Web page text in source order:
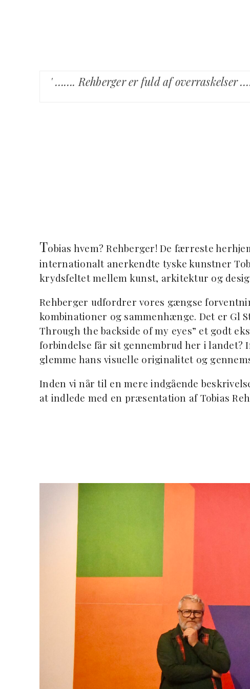
' ……. Rehberger er fuld af overraskelser
Tobias hvem? Rehberger! De færreste
internationalt anerkendte tyske kunstner
krydsfeltet mellem kunst, arkitektur og
Rehberger udfordrer vores gængse
kombinationer og sammenhænge. Det er Gl
Through the backside of my eyes” et godt
forbindelse får sit gennembrud her i
glemme hans visuelle originalitet og
Inden vi når til en mere indgående
at indlede med en præsentation af Tobias